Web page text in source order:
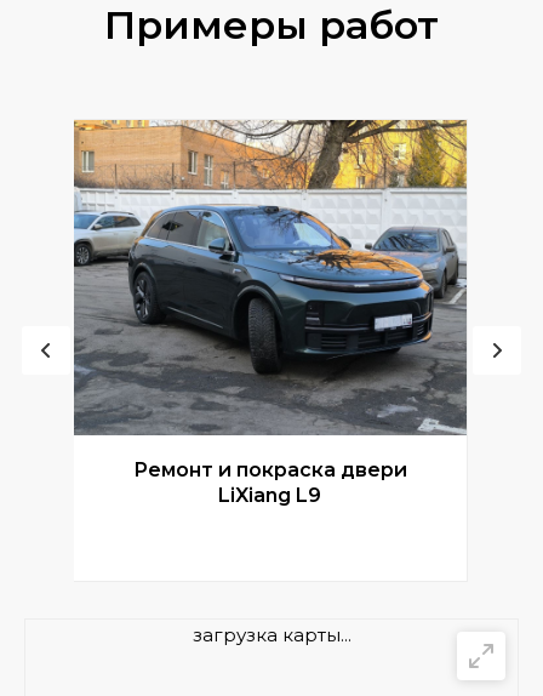
Примеры работ
Ремонт и покраска двери
LiXiang L9
загрузка карты...